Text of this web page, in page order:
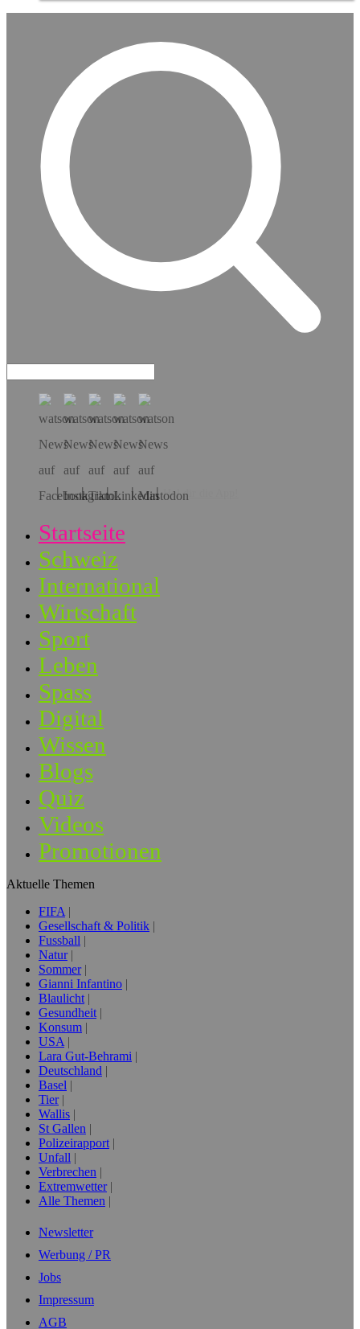
Hol dir die App!
Startseite
Schweiz
International
Wirtschaft
Sport
Leben
Spass
Digital
Wissen
Blogs
Quiz
Videos
Promotionen
Aktuelle Themen
FIFA
Gesellschaft & Politik
Fussball
Natur
Sommer
Gianni Infantino
Blaulicht
Gesundheit
Konsum
USA
Lara Gut-Behrami
Deutschland
Basel
Tier
Wallis
St Gallen
Polizeirapport
Unfall
Verbrechen
Extremwetter
Alle Themen
Newsletter
Werbung / PR
Jobs
Impressum
AGB